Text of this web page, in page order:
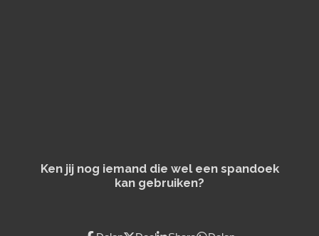
Ken jij nog iemand die wel een spandoek
kan gebruiken?